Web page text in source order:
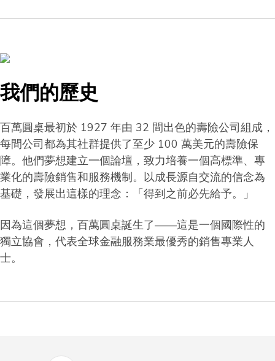
我們的歷史
百萬圓桌最初於 1927 年由 32 間出色的壽險公司組成，
每間公司都為其社群提供了至少 100 萬美元的壽險保
障。他們夢想建立一個論壇，致力培養一個高標準、專
業化的壽險銷售和服務機制。以成長源自交流的信念為
基礎，發展出這樣的理念：「得到之前必先給予。」
因為這個夢想，百萬圓桌誕生了——這是一個國際性的
獨立協會，代表全球金融服務業最優秀的銷售專業人
士。